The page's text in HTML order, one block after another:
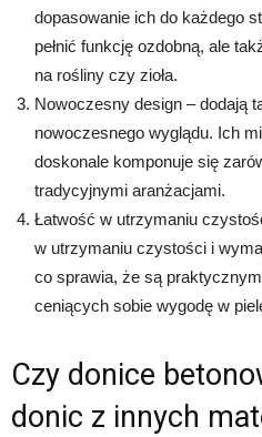
dopasowanie ich do każdego
pełnić funkcję ozdobną, ale
na rośliny czy zioła.
Nowoczesny design – dodają
nowoczesnego wyglądu. Ich
doskonale komponuje się
tradycyjnymi aranżacjami.
Łatwość w utrzymaniu
w utrzymaniu czystości i
co sprawia, że są
ceniących sobie wygodę w
Czy donice
donic z innych